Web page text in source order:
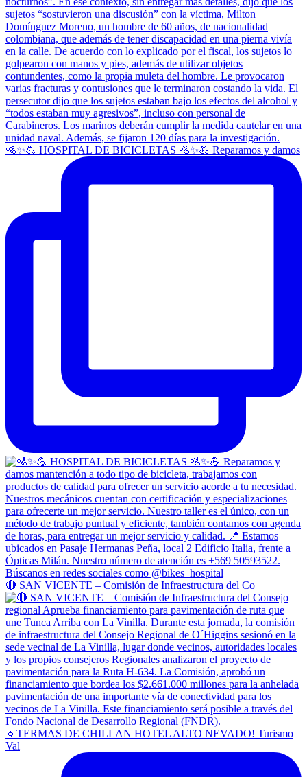
🚵✨💪 HOSPITAL DE BICICLETAS 🚵✨💪 Reparamos y damos
🔴 SAN VICENTE – Comisión de Infraestructura del Co
🔹TERMAS DE CHILLAN HOTEL ALTO NEVADO! Turismo
Val